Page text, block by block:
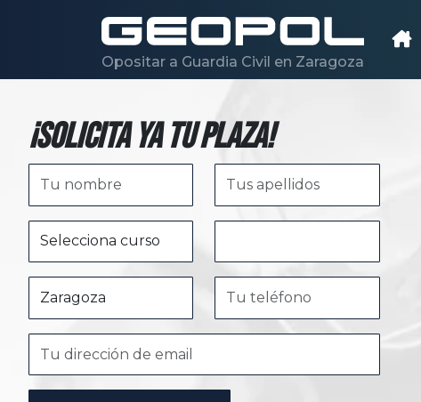
Opositar a Guardia Civil en Zaragoza
¡Solicita ya tu plaza!